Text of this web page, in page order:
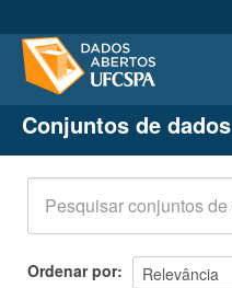
Conjuntos de dados
Organizações
Grupos
Sobre
Conjuntos de dados
Ordenar por